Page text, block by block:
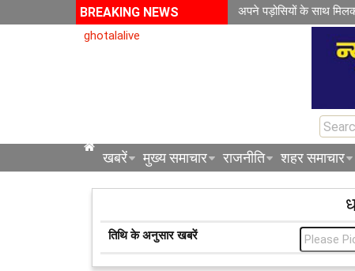
BREAKING NEWS
अपने पड़ोसियों के साथ
ghotalalive
खबरें मुख्य समाचार राजनीति शहर समाचार
तिथि के अनुसार खबरें